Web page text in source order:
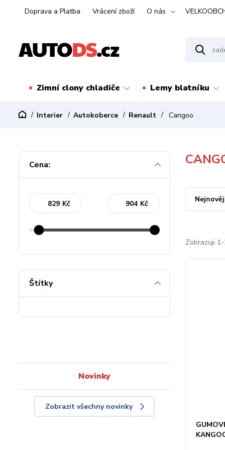
Doprava a Platba Vrácení zboží O nás
Zimní clony chladiče Lemy blatníku
Interier Autokoberce Renault Cangoo
Zobrazuji
Cena:
Kč Kč
Štítky
Novinky
Zobrazit všechny novinky